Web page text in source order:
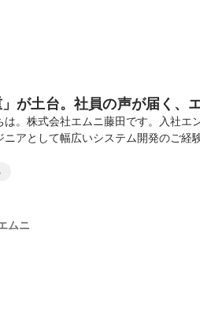
」が土台。社員の声が届く、
は。株式会社エムニ藤田です。入社エ
アとして幅広いシステム開発のご経
く現在に至るまでのリアルな声をお聞
リからPOS・発注システムといった大
ムニ